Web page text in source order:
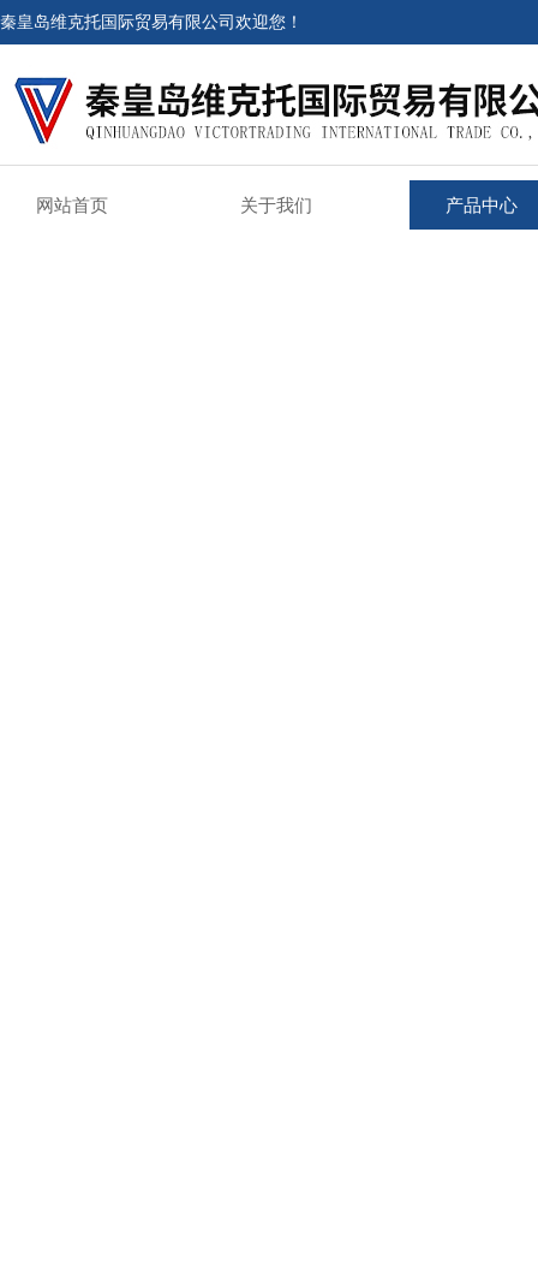
秦皇岛维克托国际贸易有限公司欢迎您！
网站首页 关于我们 产品中心